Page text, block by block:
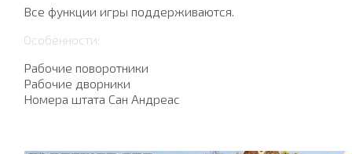
Все функции игры поддерживаются.
Особенности:
Рабочие поворотники
Рабочие дворники
Номера штата Сан Андреас